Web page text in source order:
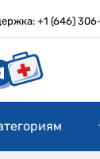
+1 (646)